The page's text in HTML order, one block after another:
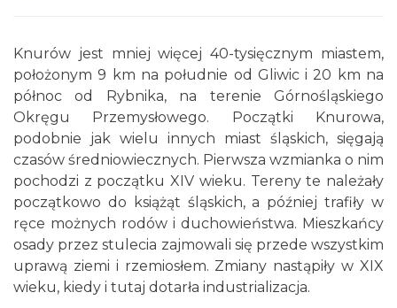
Knurów jest mniej więcej 40-tysięcznym miastem,
położonym 9 km na południe od Gliwic i 20 km na
północ od Rybnika, na terenie Górnośląskiego
Okręgu Przemysłowego. Początki Knurowa,
podobnie jak wielu innych miast śląskich, sięgają
czasów średniowiecznych. Pierwsza wzmianka o nim
pochodzi z początku XIV wieku. Tereny te należały
początkowo do książąt śląskich, a później trafiły w
ręce możnych rodów i duchowieństwa. Mieszkańcy
osady przez stulecia zajmowali się przede wszystkim
uprawą ziemi i rzemiosłem. Zmiany nastąpiły w XIX
wieku, kiedy i tutaj dotarła industrializacja.